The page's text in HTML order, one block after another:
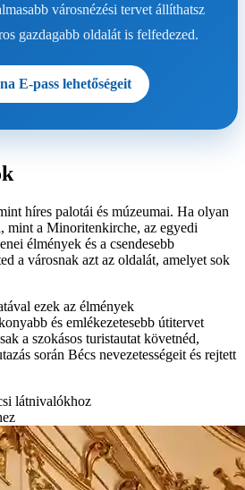
városnézési tervet állíthatsz
gazdagabb oldalát is felfedezed.
E-pass lehetőségeit
híres palotái és múzeumai. Ha olyan
mint a Minoritenkirche, az egyedi
élmények és a csendesebb
a városnak azt az oldalát, amelyet sok
ezek az élmények
és emlékezetesebb útitervet
a szokásos turistautat követnéd,
során Bécs nevezetességeit és rejtett
látnivalókhoz